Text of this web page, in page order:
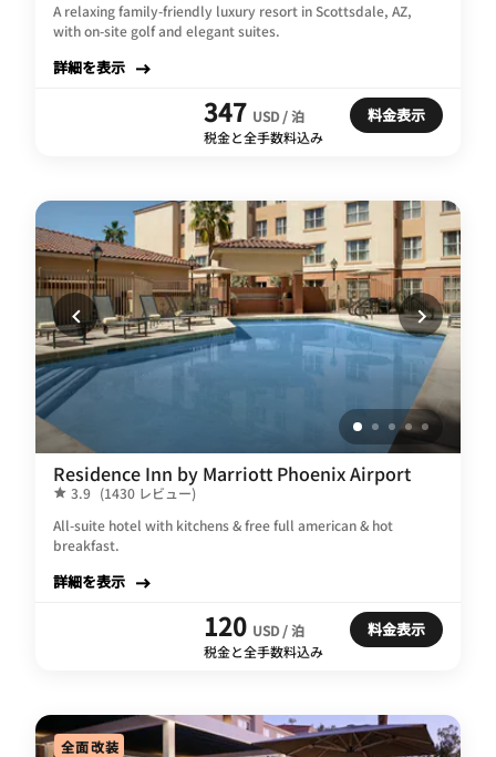
A relaxing family-friendly luxury resort in Scottsdale, AZ,
with on-site golf and elegant suites.
詳細を表示
347 USD / 泊
税金と全手数料込み
料金表示
Residence Inn by Marriott Phoenix Airport
3.9 (1430 レビュー)
All-suite hotel with kitchens & free full american & hot
breakfast.
詳細を表示
120 USD / 泊
税金と全手数料込み
料金表示
全面改装